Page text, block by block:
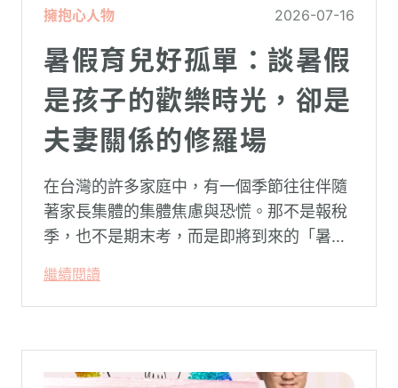
擁抱心人物 2026-07-16
暑假育兒好孤單：談暑假
是孩子的歡樂時光，卻是
夫妻關係的修羅場
在台灣的許多家庭中，有一個季節往往伴隨
著家長集體的集體焦慮與恐慌。那不是報稅
季，也不是期末考，而是即將到來的「暑
家庭，原本由學校與安親班代勞的照顧責
任，瞬間全數倒回家庭系統之內。對許多父
繼續閱讀